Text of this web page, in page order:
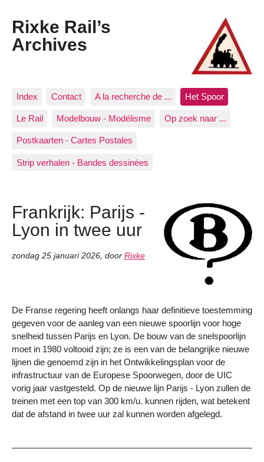
Rixke Rail’s
Archives
Index Contact A la recherche de ... Het Spoor
Le Rail Modelbouw - Modélisme Op zoek naar ...
Postkaarten - Cartes Postales
Strip verhalen - Bandes dessinées
Frankrijk: Parijs -
Lyon in twee uur
zondag 25 januari 2026, door Rixke
De Franse regering heeft onlangs haar definitieve toestemming
gegeven voor de aanleg van een nieuwe spoorlijn voor hoge
snelheid tussen Parijs en Lyon. De bouw van de snelspoorlijn
moet in 1980 voltooid zijn; ze is een van de belangrijke nieuwe
lijnen die genoemd zijn in het Ontwikkelingsplan voor de
infrastructuur van de Europese Spoorwegen, door de UIC
vorig jaar vastgesteld. Op de nieuwe lijn Parijs - Lyon zullen de
treinen met een top van 300 km/u. kunnen rijden, wat betekent
dat de afstand in twee uur zal kunnen worden afgelegd.